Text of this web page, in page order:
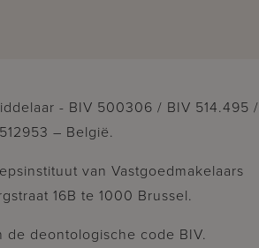
- BIV 500306 / BIV 514.495 /
– België.
van Vastgoedmakelaars
16B te 1000 Brussel.
de deontologische code BIV.